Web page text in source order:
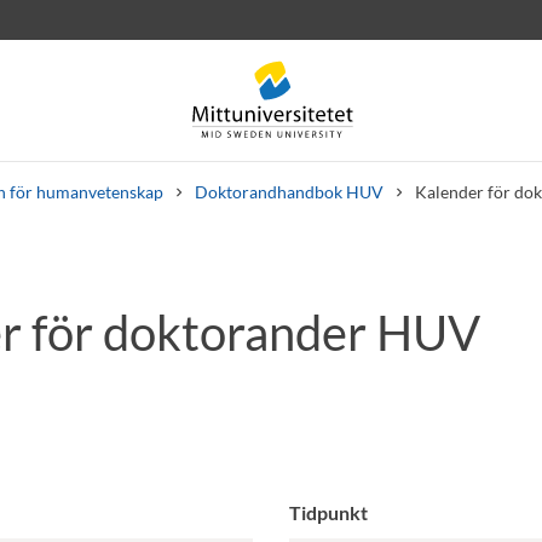
för humanvetenskap Doktorandhandbok HUV Kalender för
PersonalLediga jobb
för doktorander HUV
Tidpunkt